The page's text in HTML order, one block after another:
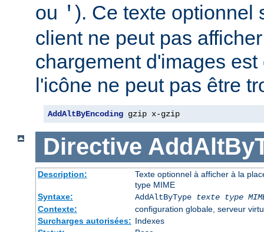
ou ' ). Ce texte optionnel
client ne peut pas
chargement d'images
l'icône ne peut pas être
AddAltByEncoding gzip x-gzip
Directive
Description:
Texte optionnel à afficher à la
type MIME
Syntaxe:
AddAltByType texte
type
Contexte:
configuration globale, serveur
Surcharges autorisées: Indexes